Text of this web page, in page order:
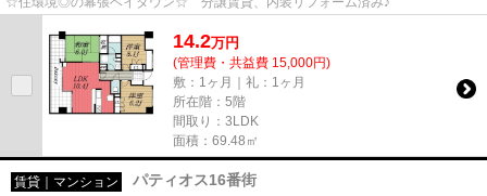
14.2万円
(管理費・共益費 15,000円)
敷：1ヶ月｜礼：1ヶ月
所在階：5階
間取り：3LDK
面積：69.48㎡
賃貸｜マンション パティオス16番街